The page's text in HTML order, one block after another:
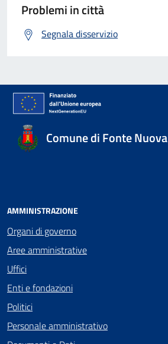
Problemi in città
Segnala disservizio
Comune di Fonte Nuova
AMMINISTRAZIONE
Organi di governo
Aree amministrative
Uffici
Enti e fondazioni
Politici
Personale amministrativo